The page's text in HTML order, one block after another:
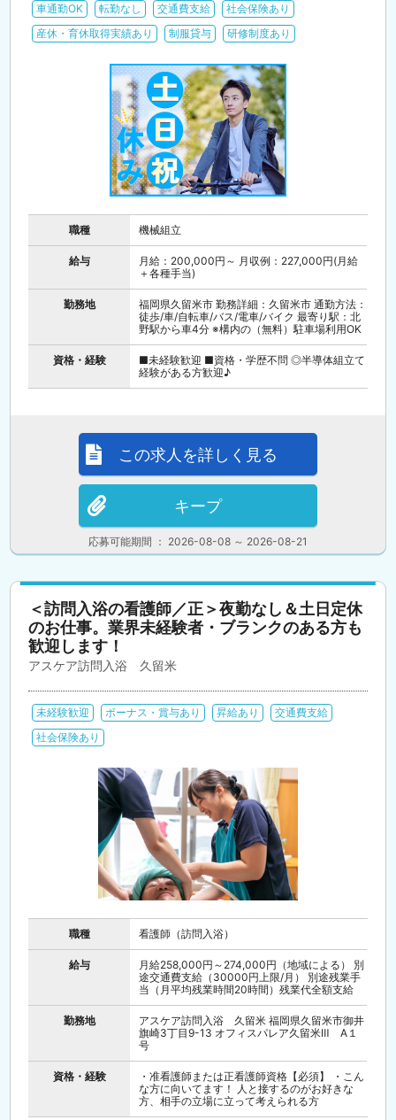
車通勤OK
転勤なし 交通費支給
社会保険あり
産休・育休取得実績あり
制服貸与 研修制度あり
職種 機械組立
給与
月給：200,000円～ 月収例：227,000円(月給
＋各種手当)
勤務地
福岡県久留米市 勤務詳細：久留米市 通勤方法：
徒歩/車/自転車/バス/電車/バイク 最寄り駅：北
野駅から車4分 ※構内の（無料）駐車場利用OK
資格・経験
■未経験歓迎 ■資格・学歴不問 ◎半導体組立て
経験がある方歓迎♪
応募可能期間 ： 2026-08-08 ～ 2026-08-21
この求人を詳しく見る
キープ
＜訪問入浴の看護師／正＞夜勤なし＆土日定休
のお仕事。業界未経験者・ブランクのある方も
歓迎します！
アスケア訪問入浴 久留米
未経験歓迎 ボーナス・賞与あり 昇給あり
交通費支給
社会保険あり
職種 看護師（訪問入浴）
給与
月給258,000円～274,000円（地域による） 別
途交通費支給（30000円上限/月） 別途残業手
当（月平均残業時間20時間）残業代全額支給
勤務地
アスケア訪問入浴 久留米 福岡県久留米市御井
旗崎3丁目9-13 オフィスパレア久留米Ⅲ A１
号
資格・経験
・准看護師または正看護師資格【必須】 ・こん
な方に向いてます！ 人と接するのがお好きな
方、相手の立場に立って考えられる方